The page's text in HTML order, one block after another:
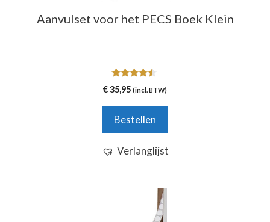
Aanvulset voor het PECS Boek Klein
4.33
van 5
€35,95 (incl. BTW)
Bestellen
Verlanglijst